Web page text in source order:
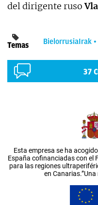
del dirigente ruso
Temas BielorrusiaIrak
37
Esta empresa se ha
España cofinanciadas con el
para las regiones
en